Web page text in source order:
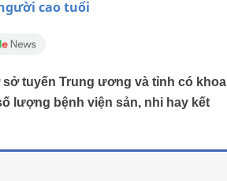
cao tuổi
tuyến Trung ương và tỉnh có khoa
lượng bệnh viện sản, nhi hay kết